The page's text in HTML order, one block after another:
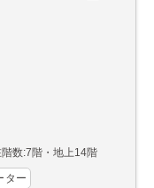
階数:7階・地上14階
ター